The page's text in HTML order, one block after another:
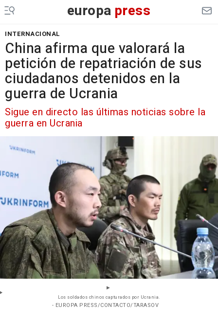
europa press
INTERNACIONAL
China afirma que valorará la
petición de repatriación de sus
ciudadanos detenidos en la
guerra de Ucrania
Sigue en directo las últimas noticias sobre la
guerra en Ucrania
Los soldados chinos capturados por Ucrania.
- EUROPA PRESS/CONTACTO/TARASOV